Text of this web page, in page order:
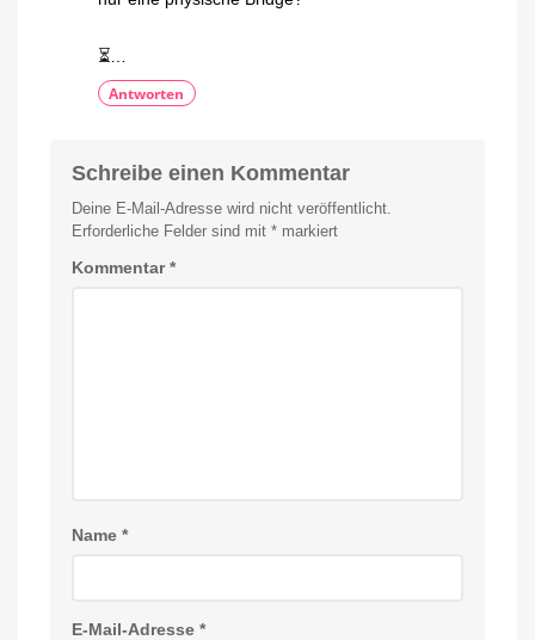
⏳…
Antworten
Schreibe einen Kommentar
Deine E-Mail-Adresse wird nicht veröffentlicht.
Erforderliche Felder sind mit * markiert
Kommentar*
Name *
E-Mail-Adresse *